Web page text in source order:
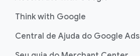
Think with Google
Central de Ajuda do Google Ads